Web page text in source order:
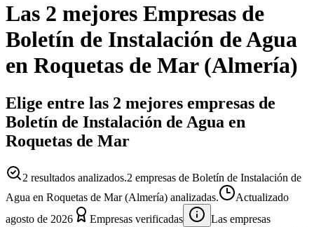
Las 2 mejores Empresas de
Boletín de Instalación de Agua
en Roquetas de Mar(Almería)
Elige entre las 2 mejores empresas de
Boletín de Instalación de Agua en
Roquetas de Mar
2 resultados analizados.2 empresas de Boletín de Instalación de
Agua en Roquetas de Mar (Almería) analizadas.
Actualizado
agosto de 2026
Empresas verificadas
Las empresas